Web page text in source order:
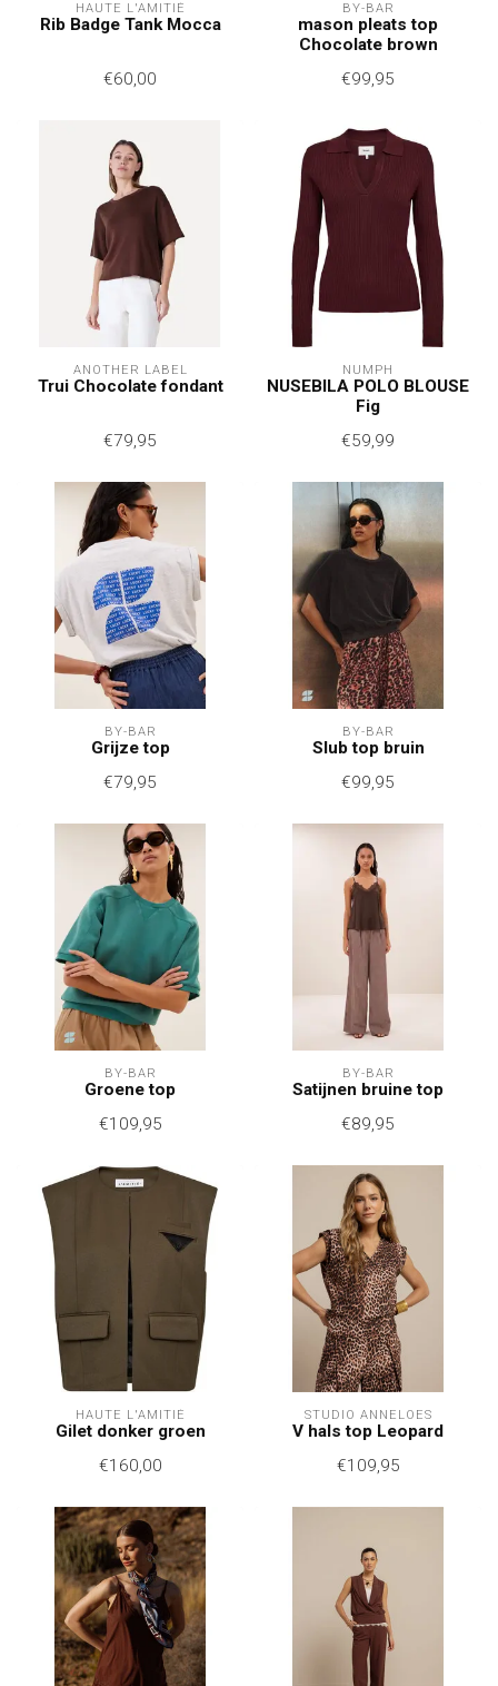
HAUTE L'AMITIÉ
Rib Badge Tank Mocca
€60,00
BY-BAR
mason pleats top
Chocolate brown
€99,95
ANOTHER LABEL
Trui Chocolate fondant
€79,95
NÜMPH
NUSEBILA POLO BLOUSE
Fig
€59,99
BY-BAR
Grijze top
€79,95
BY-BAR
Slub top bruin
€99,95
BY-BAR
Groene top
€109,95
BY-BAR
Satijnen bruine top
€89,95
HAUTE L'AMITIÉ
Gilet donker groen
€160,00
STUDIO ANNELOES
V hals top Leopard
€109,95